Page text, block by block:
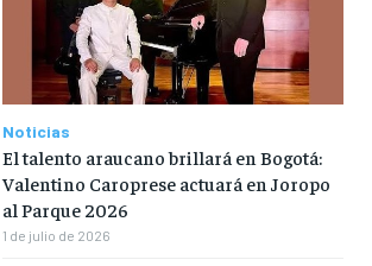
Noticias
El talento araucano brillará en Bogotá:
Valentino Caroprese actuará en Joropo
al Parque 2026
1 de julio de 2026